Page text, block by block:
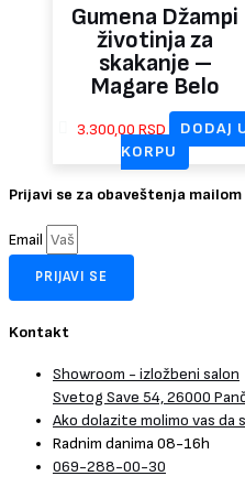
Gumena Džampi
životinja za
skakanje –
Magare Belo
3.300,00 RSD
DODAJ
KORPU
Prijavi se za obaveštenja
Email
PRIJAVI SE
Kontakt
Showroom - izložbeni salon
Svetog Save 54, 26000
Ako dolazite molimo vas
Radnim danima 08-16h
069-288-00-30